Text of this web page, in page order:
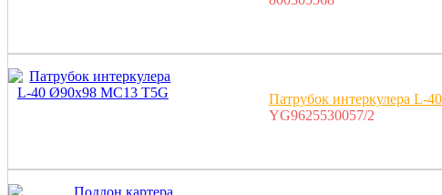
Патрубок интеркулера L-
YG9625530057/2